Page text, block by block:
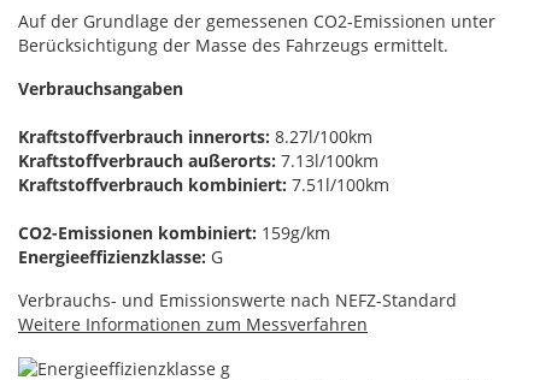
Auf der Grundlage der gemessenen CO2-Emissionen unter
Berücksichtigung der Masse des Fahrzeugs ermittelt.
Verbrauchsangaben
Kraftstoffverbrauch innerorts: 8.27l/100km
Kraftstoffverbrauch außerorts: 7.13l/100km
Kraftstoffverbrauch kombiniert: 7.51l/100km
CO2-Emissionen kombiniert: 159g/km
Energieeffizienzklasse: G
Verbrauchs- und Emissionswerte nach NEFZ-Standard
Weitere Informationen zum Messverfahren